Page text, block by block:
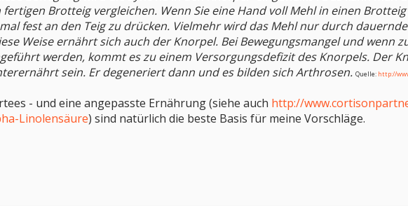
Brotteig vergleichen. Wenn Sie eine Hand voll Mehl in einen
fest an den Teig zu drücken. Vielmehr wird das Mehl nur durch
Weise ernährt sich auch der Knorpel. Bei Bewegungsmangel und wenn
werden, kommt es zu einem Versorgungsdefizit des Knorpels. Der
sein. Er degeneriert dann und es bilden sich Arthrosen. Quelle: http://
- und eine angepasste Ernährung (siehe auch http://
Linolensäure) sind natürlich die beste Basis für meine Vorschläge.